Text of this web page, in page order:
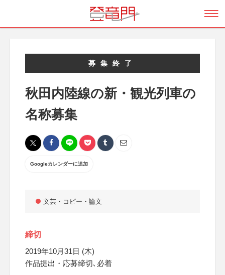
募集終了
秋田内陸線の新・観光列車の
名称募集
Googleカレンダーに追加
文芸・コピー・論文
締切
2019年10月31日 (木)
作品提出・応募締切､必着